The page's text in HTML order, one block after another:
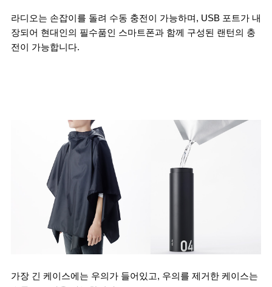
라디오는 손잡이를 돌려 수동 충전이 가능하며, USB 포트가 내
장되어 현대인의 필수품인 스마트폰과 함께 구성된 랜턴의 충
전이 가능합니다.
가장 긴 케이스에는 우의가 들어있고, 우의를 제거한 케이스는